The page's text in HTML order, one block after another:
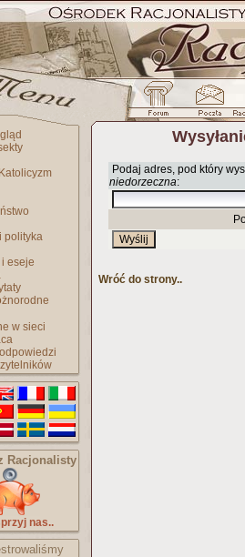
polityka
eseje
w sieci
Racjonalisty
nas..
Podaj adres, pod który
niedorzeczna:
Wróć do strony..